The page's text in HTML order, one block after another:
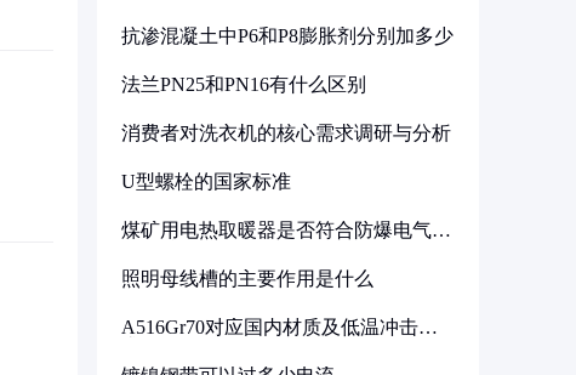
抗渗混凝土中P6和P8膨胀剂分别加多少
法兰PN25和PN16有什么区别
消费者对洗衣机的核心需求调研与分析
U型螺栓的国家标准
煤矿用电热取暖器是否符合防爆电气设
照明母线槽的主要作用是什么
A516Gr70对应国内材质及低温冲击要